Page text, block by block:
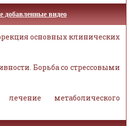
добавленные видео
основных клинических
Борьба со стрессовыми
лечение метаболического